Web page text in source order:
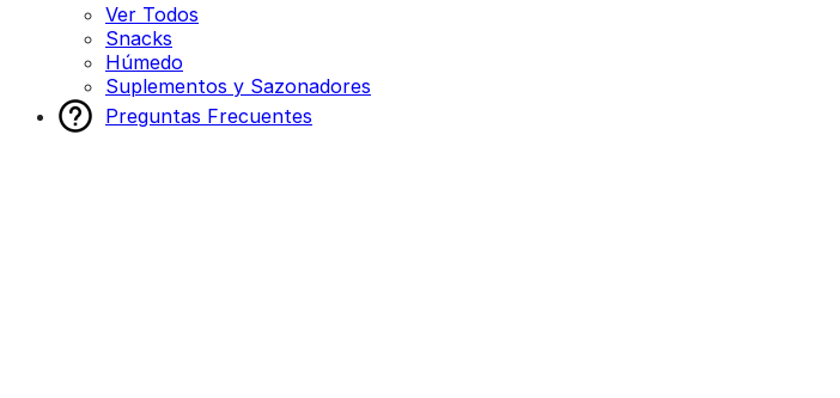
Ver Todos
Snacks
Húmedo
Suplementos y Sazonadores
Preguntas Frecuentes